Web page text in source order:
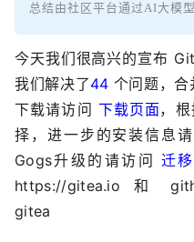
总结由社区平台通过AI大模
今天我们很高兴的宣布
我们解决了44 个问题，合
下载请访问 下载页面，
择，进一步的安装信息
Gogs升级的请访问迁
https://gitea.io 和
gitea